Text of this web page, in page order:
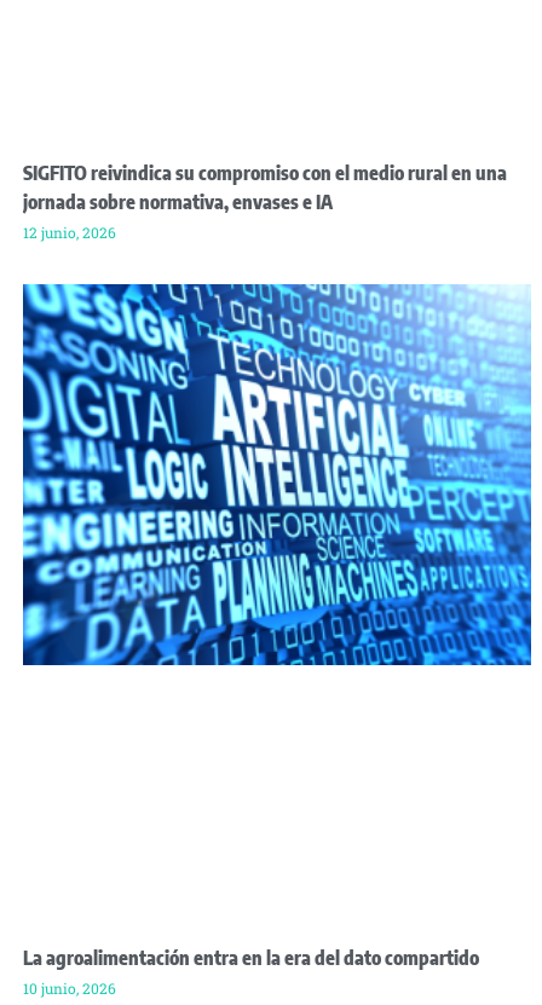
SIGFITO reivindica su compromiso con el medio rural en una
jornada sobre normativa, envases e IA
12 junio, 2026
La agroalimentación entra en la era del dato compartido
10 junio, 2026